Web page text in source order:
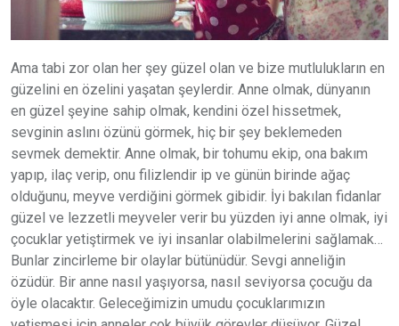
Ama tabi zor olan her şey güzel olan ve bize mutlulukların en
güzelini en özelini yaşatan şeylerdir. Anne olmak, dünyanın
en güzel şeyine sahip olmak, kendini özel hissetmek,
sevginin aslını özünü görmek, hiç bir şey beklemeden
sevmek demektir. Anne olmak, bir tohumu ekip, ona bakım
yapıp, ilaç verip, onu filizlendir ip ve günün birinde ağaç
olduğunu, meyve verdiğini görmek gibidir. İyi bakılan fidanlar
güzel ve lezzetli meyveler verir bu yüzden iyi anne olmak, iyi
çocuklar yetiştirmek ve iyi insanlar olabilmelerini sağlamak…
Bunlar zincirleme bir olaylar bütünüdür. Sevgi anneliğin
özüdür. Bir anne nasıl yaşıyorsa, nasıl seviyorsa çocuğu da
öyle olacaktır. Geleceğimizin umudu çocuklarımızın